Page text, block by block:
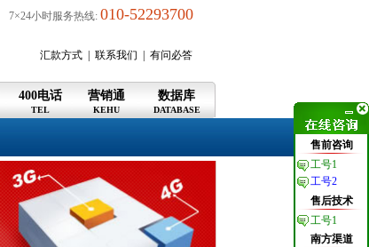
7×24小时服务热线: 010-52293700
汇款方式 联系我们 有问必答
400电话
TEL
营销通
KEHU
数据库
DATABASE
售前咨询
工号1
工号2
售后技术
工号1
南方渠道